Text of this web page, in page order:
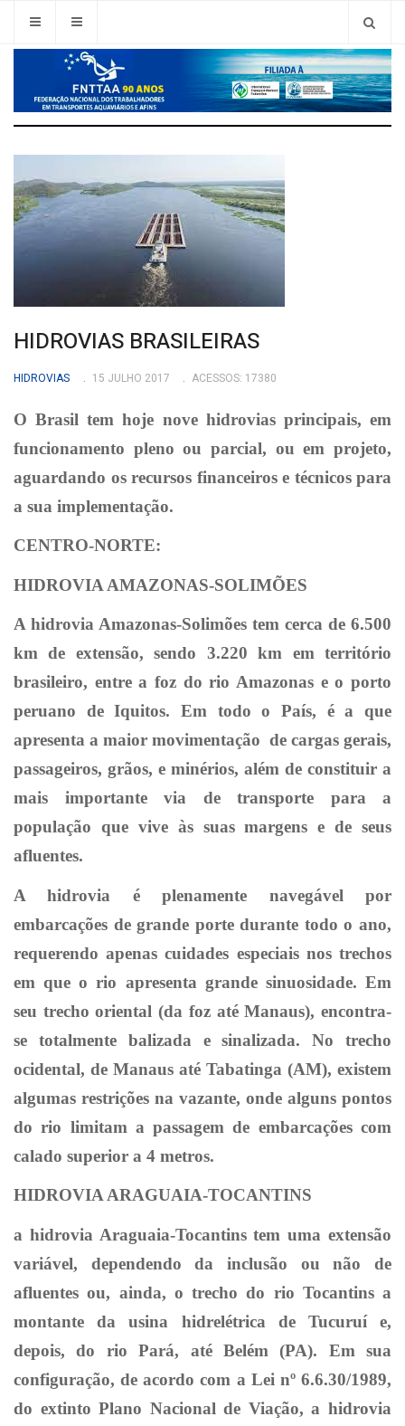
HIDROVIAS BRASILEIRAS
HIDROVIAS 15 JULHO 2017 ACESSOS: 17380
O Brasil tem hoje nove hidrovias principais, em
funcionamento pleno ou parcial, ou em projeto,
aguardando os recursos financeiros e técnicos para
a sua implementação.
CENTRO-NORTE:
HIDROVIA AMAZONAS-SOLIMÕES
A hidrovia Amazonas-Solimões tem cerca de 6.500
km de extensão, sendo 3.220 km em território
brasileiro, entre a foz do rio Amazonas e o porto
peruano de Iquitos. Em todo o País, é a que
apresenta a maior movimentação de cargas gerais,
passageiros, grãos, e minérios, além de constituir a
mais importante via de transporte para a
população que vive às suas margens e de seus
afluentes.
A hidrovia é plenamente navegável por
embarcações de grande porte durante todo o ano,
requerendo apenas cuidades especiais nos trechos
em que o rio apresenta grande sinuosidade. Em
seu trecho oriental (da foz até Manaus), encontra-
se totalmente balizada e sinalizada. No trecho
ocidental, de Manaus até Tabatinga (AM), existem
algumas restrições na vazante, onde alguns pontos
do rio limitam a passagem de embarcações com
calado superior a 4 metros.
HIDROVIA ARAGUAIA-TOCANTINS
a hidrovia Araguaia-Tocantins tem uma extensão
variável, dependendo da inclusão ou não de
afluentes ou, ainda, o trecho do rio Tocantins a
montante da usina hidrelétrica de Tucuruí e,
depois, do rio Pará, até Belém (PA). Em sua
configuração, de acordo com a Lei nº 6.6.30/1989,
do extinto Plano Nacional de Viação, a hidrovia